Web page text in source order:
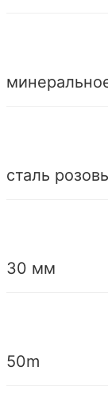
сталь
30 мм
50m